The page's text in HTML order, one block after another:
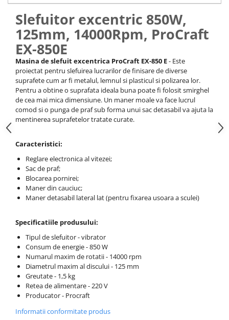
Freze pentru zapada
Instalatii sanitare
Chiuvete
Intretinere
Masini de maturat si accesorii
Masini de tuns iarba
Motocoase
Accesorii motocositoare
gazon
Masini de tuns iarba/gazon
Tractorase pentru gazon
Mobilier pentru gradina
Mori de macinat cereale
Pompe de apa
Motopompe
Accesorii pentru irigatii
Furtunuri
Hidrofoare
Pompe de apa de suprafata
Pompe recirculare
Pompe submersibile
Invertoare sudura - IGBT / MMA
Aspiratoare
Accesorii auto
Compresoare aer
Echipamente industriale de
brichetare / peletizare
Echipamente pentru protectia
muncii
Generatoare
Pistoale de lipit
Slefuitor excentric 850W,
125mm, 14000Rpm, ProCraft
EX-850E
Masina de slefuit excentrica ProCraft EX-850 E- Este
proiectat pentru slefuirea lucrarilor de finisare de diverse
suprafete cum ar fi metalul, lemnul si plasticul si polizarea lor.
Pentru a obtine o suprafata ideala buna poate fi folosit smirghel
de cea mai mica dimensiune. Un maner moale va face lucrul
comod si o punga de praf sub forma unui sac detasabil va ajuta la
mentinerea suprafetelor tratate curate.
Caracteristici:
Reglare electronica al vitezei;
Sac de praf;
Blocarea pornirei;
Maner din cauciuc;
Maner detasabil lateral lat (pentru fixarea usoara a sculei)
Specificatiile produsului:
Tipul de slefuitor - vibrator
Consum de energie - 850 W
Numarul maxim de rotatii - 14000 rpm
Diametrul maxim al discului - 125 mm
Greutate - 1,5 kg
Retea de alimentare - 220 V
Producator - Procraft
Informatii conformitate produs